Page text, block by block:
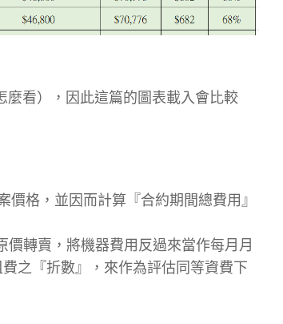
看），因此這篇的圖表載入會比較
格，並因而計算『合約期間總費用』
轉賣，將機器費用反過來當作每月月
之『折數』，來作為評估同等資費下